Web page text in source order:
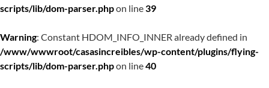
scripts/lib/dom-parser.phpon line39
Warning: Constant HDOM_INFO_INNER already defined in
/www/wwwroot/casasincreibles/wp-content/plugins/flying-
scripts/lib/dom-parser.phpon line40